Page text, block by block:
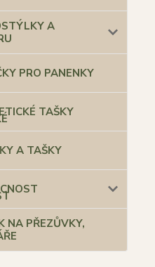
A
PRO PANENKY
TAŠKY
A TAŠKY
NA PŘEZŮVKY,